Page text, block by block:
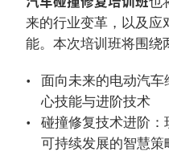
来的行业变革，以及应
能。本次培训班将围绕
面向未来的电动汽
心技能与进阶技术
碰撞修复技术进阶
可持续发展的智慧策